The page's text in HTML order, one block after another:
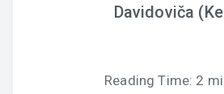
Davidoviča
Reading Time: 2